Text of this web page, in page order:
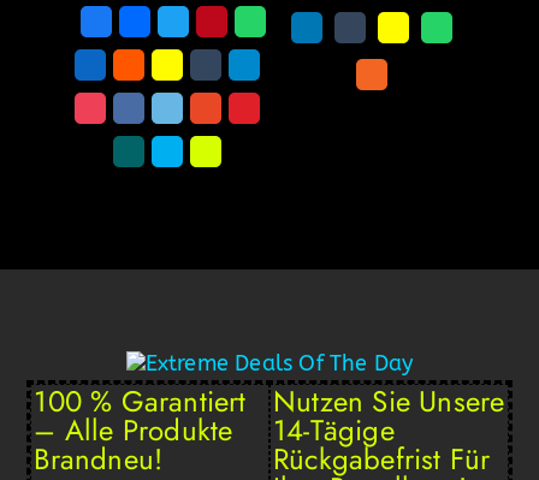
100 % Garantiert
– Alle Produkte
Brandneu!
Nutzen Sie Unsere
14-Tägige
Rückgabefrist Für